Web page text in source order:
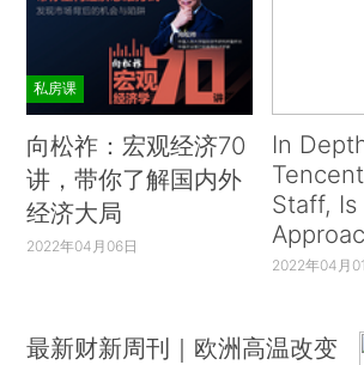
私房课
向松祚：宏观经济70
讲，带你了解国内外
经济大局
2022年04月06日
In
Staff, Is
2022年04月
最新财新周刊｜欧洲高温改变